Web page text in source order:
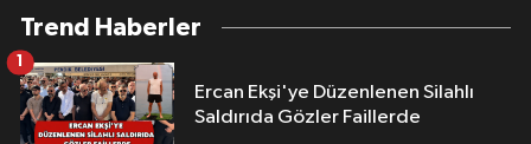
Trend Haberler
Ercan Ekşi'ye Düzenlenen Silahlı
Saldırıda Gözler Faillerde
1